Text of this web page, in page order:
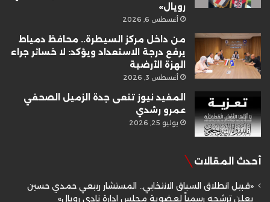
رويال»
أغسطس 6, 2026
من داخل مركز السيطرة.. محافظ دمياط
يرفع درجة الاستعداد ويؤكد: لا خسائر جراء
الهزة الأرضية
أغسطس 3, 2026
المفيد نيوز تنعى جدة الزميل الصحفي
عمرو رشدي
يوليو 25, 2026
أحدث المقالات
«قبيل انطلاق السباق الانتخابي.. المستشار ربيعي حمدي حسين
يعلن ترشحه رسمياً لعضوية مجلس إدارة نادي رويال»